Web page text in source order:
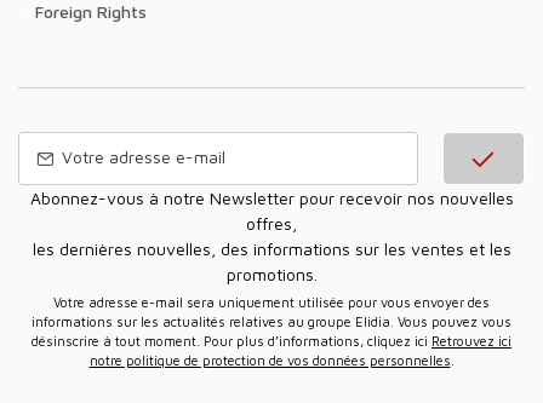
Foreign Rights
Abonnez-vous à notre Newsletter pour recevoir nos nouvelles
offres,
les dernières nouvelles, des informations sur les ventes et les
promotions.
Votre adresse e-mail sera uniquement utilisée pour vous envoyer des
informations sur les actualités relatives au groupe Elidia. Vous pouvez vous
désinscrire à tout moment. Pour plus d’informations, cliquez ici Retrouvez ici
notre politique de protection de vos données personnelles